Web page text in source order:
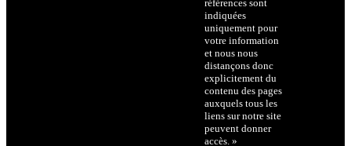
références sont
indiquées
uniquement pour
votre information
et nous nous
distançons donc
explicitement du
contenu des pages
auxquels tous les
liens sur notre site
peuvent donner
accès. »